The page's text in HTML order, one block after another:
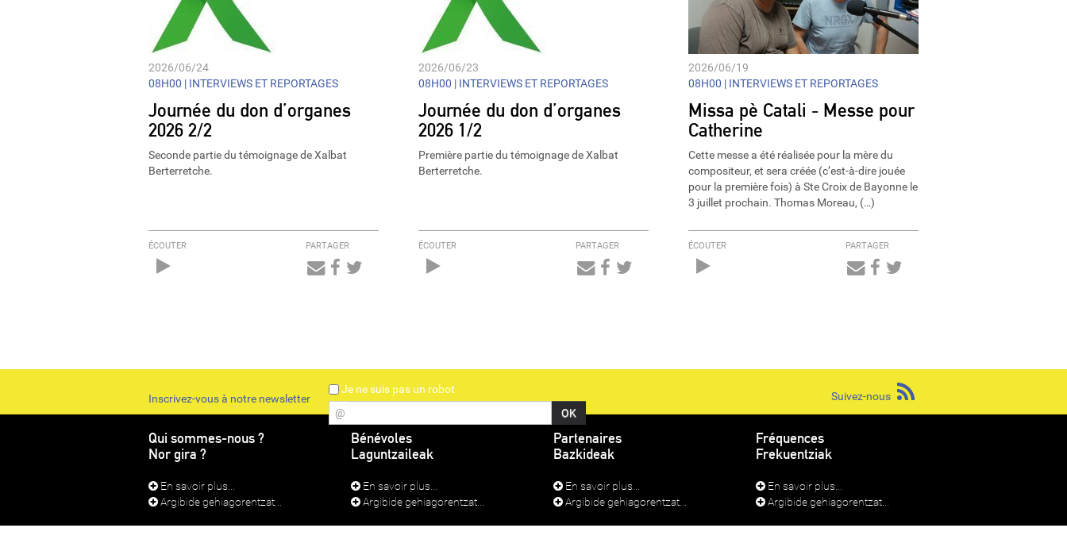
2026/06/24
08H00 | INTERVIEWS ET REPORTAGES
Journée du don d’organes
2026 2/2
Seconde partie du témoignage de Xalbat
Berterretche.
ÉCOUTER PARTAGER
2026/06/23
08H00 | INTERVIEWS ET REPORTAGES
Journée du don d’organes
2026 1/2
Première partie du témoignage de Xalbat
Berterretche.
ÉCOUTER PARTAGER
2026/06/19
08H00 | INTERVIEWS ET REPORTAGES
Missa pè Catali - Messe pour
Catherine
Cette messe a été réalisée pour la mère du
compositeur, et sera créée (c’est-à-dire jouée
pour la première fois) à Ste Croix de Bayonne le
3 juillet prochain. Thomas Moreau, (…)
ÉCOUTER PARTAGER
Inscrivez-vous à notre newsletter
Je ne suis pas un robot
@
Suivez-nous
Qui sommes-nous ?
Nor gira ?
En savoir plus...
Argibide gehiagorentzat...
Bénévoles
Laguntzaileak
En savoir plus...
Argibide gehiagorentzat...
Partenaires
Bazkideak
En savoir plus...
Argibide gehiagorentzat...
Fréquences
Frekuentziak
En savoir plus...
Argibide gehiagorentzat...